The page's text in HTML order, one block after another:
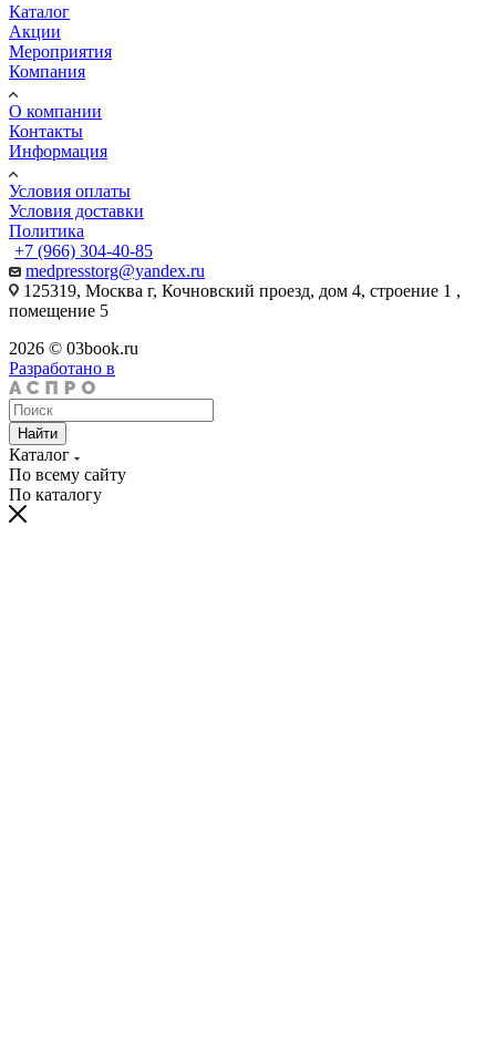
Каталог
Акции
Мероприятия
Компания
О компании
Контакты
Информация
Условия оплаты
Условия доставки
Политика
+7 (966) 304-40-85
medpresstorg@yandex.ru
125319, Москва г, Кочновский проезд, дом 4, строение 1 ,
помещение 5
2026 © 03book.ru
Разработано в
Найти
Каталог
По всему сайту
По каталогу